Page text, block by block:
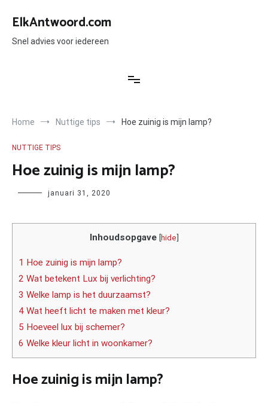
naar
inhoud
ElkAntwoord.com
Snel advies voor iedereen
Home Nuttige tips Hoe zuinig is mijn lamp?
NUTTIGE TIPS
Hoe zuinig is mijn lamp?
Author januari 31, 2020
Inhoudsopgave [hide]
1 Hoe zuinig is mijn lamp?
2 Wat betekent Lux bij verlichting?
3 Welke lamp is het duurzaamst?
4 Wat heeft licht te maken met kleur?
5 Hoeveel lux bij schemer?
6 Welke kleur licht in woonkamer?
Hoe zuinig is mijn lamp?